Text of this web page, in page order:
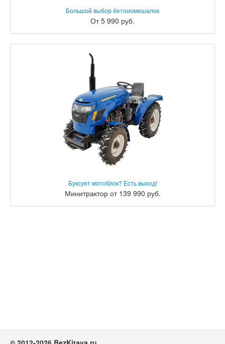
Большой выбор бетономешалок
От 5 990 руб.
Буксует мотоблок? Есть выход!
Минитрактор от 139 990 руб.